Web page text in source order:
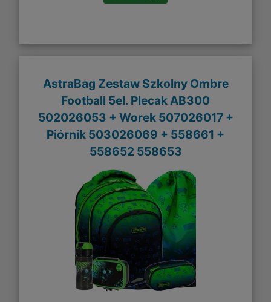
AstraBag Zestaw Szkolny Ombre
Football 5el. Plecak AB300
502026053 + Worek 507026017 +
Piórnik 503026069 + 558661 +
558652 558653